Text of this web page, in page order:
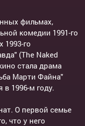
фильмах,
комедии 1991-го
1993-го
(The Naked
стала драма
Марти Файна"
1996-м году.
О первой семье
что у него